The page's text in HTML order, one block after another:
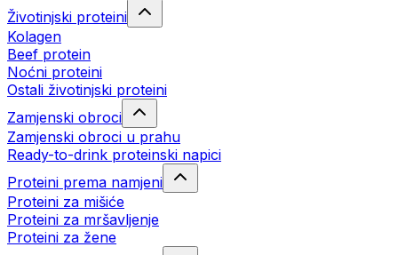
Životinjski proteini
Kolagen
Beef protein
Noćni proteini
Ostali životinjski proteini
Zamjenski obroci
Zamjenski obroci u prahu
Ready-to-drink proteinski napici
Proteini prema namjeni
Proteini za mišiće
Proteini za mršavljenje
Proteini za žene